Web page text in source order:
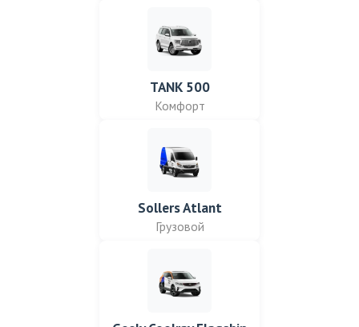
TANK 500
Комфорт
Sollers Atlant
Грузовой